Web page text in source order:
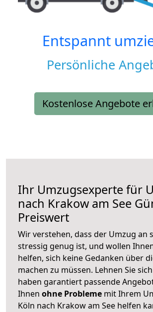
Entspannt
Persönliche
Kostenlose Angebote
Ihr Umzugsexperte für
nach Krakow am See
Preiswert
Wir verstehen, dass der Umzug an
stressig genug ist, und wollen
helfen, sich keine Gedanken über
machen zu müssen. Lehnen Sie
haben garantiert passende
Ihnen ohne Probleme mit Ihrem
Köln nach Krakow am See helfen